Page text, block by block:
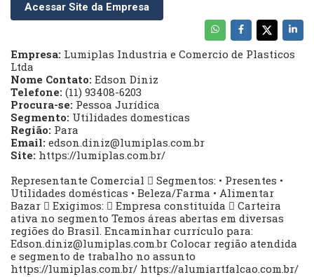
Acessar Site da Empresa
Empresa: Lumiplas Industria e Comercio de Plasticos
Ltda
Nome Contato: Edson Diniz
Telefone: (11) 93408-6203
Procura-se: Pessoa Jurídica
Segmento: Utilidades domesticas
Região: Para
Email: edson.diniz@lumiplas.com.br
Site: https://lumiplas.com.br/
Representante Comercial  Segmentos: • Presentes •
Utilidades domésticas • Beleza/Farma • Alimentar
Bazar  Exigimos:  Empresa constituída  Carteira
ativa no segmento Temos áreas abertas em diversas
regiões do Brasil. Encaminhar currículo para:
Edson.diniz@lumiplas.com.br Colocar região atendida
e segmento de trabalho no assunto
https://lumiplas.com.br/ https://alumiartfalcao.com.br/